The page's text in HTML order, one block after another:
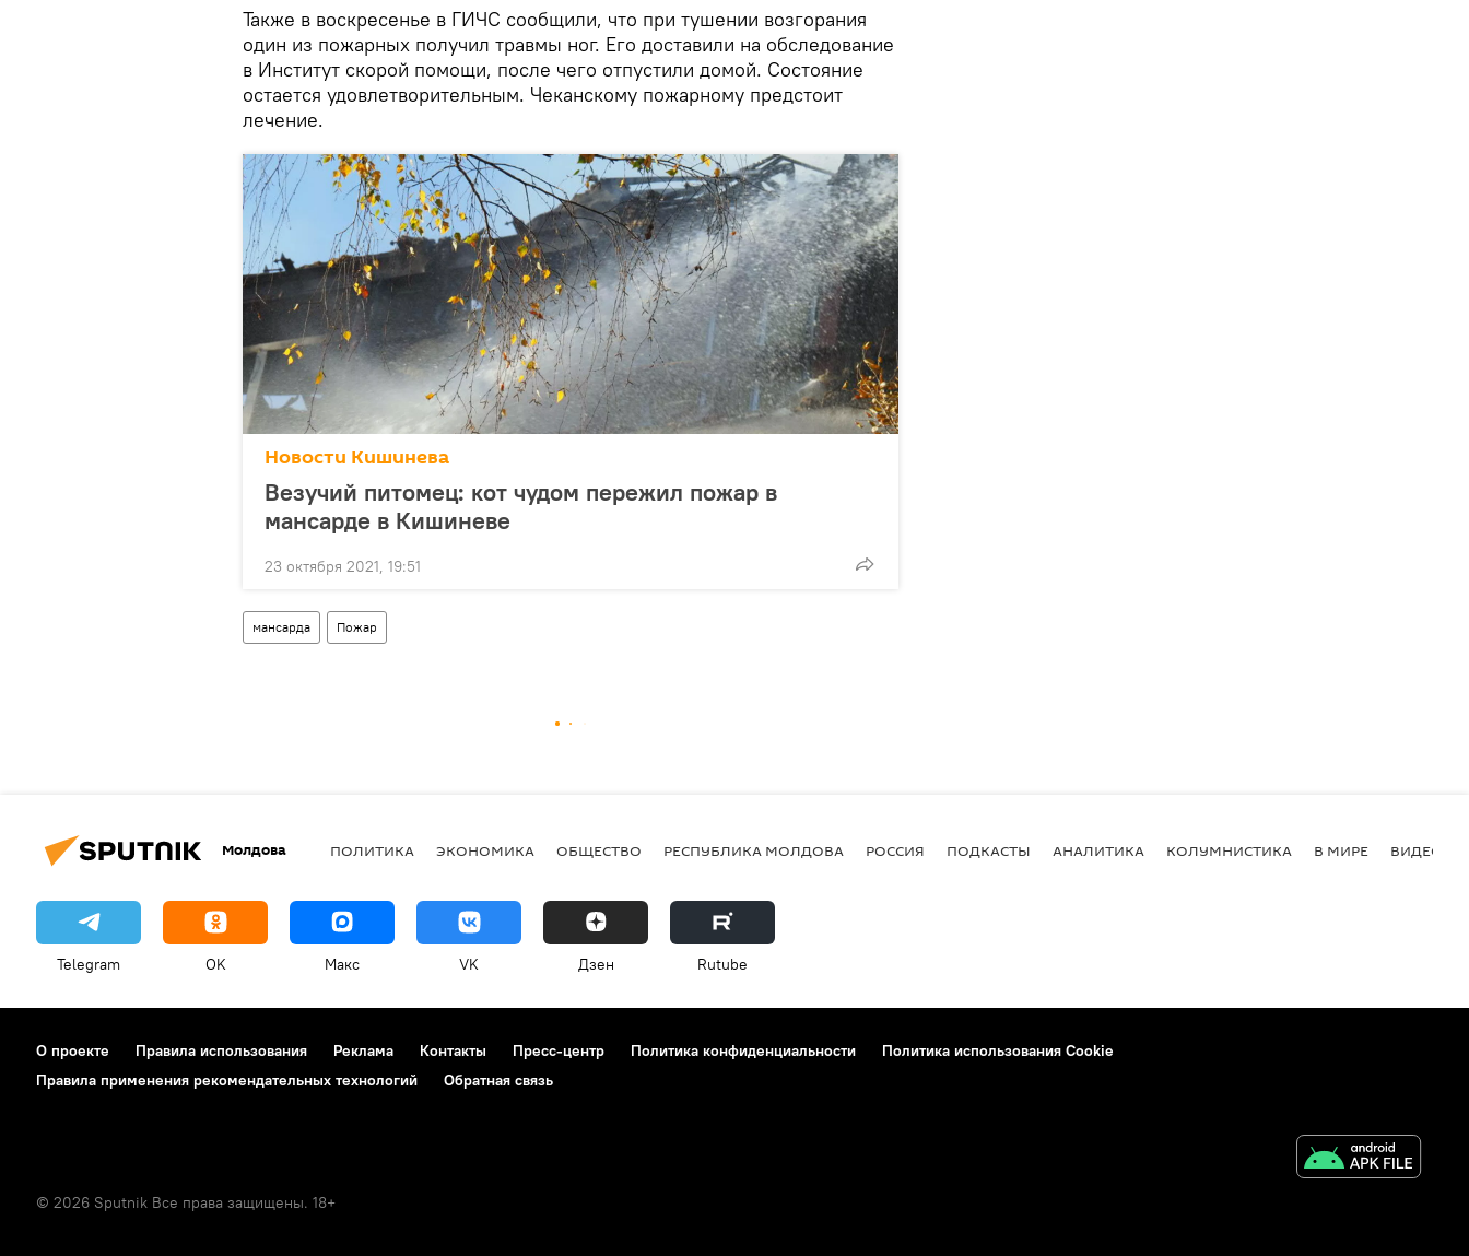
Также в воскресенье в ГИЧС сообщили, что при тушении возгорания
один из пожарных получил травмы ног. Его доставили на обследование
в Институт скорой помощи, после чего отпустили домой. Состояние
остается удовлетворительным. Чеканскому пожарному предстоит
лечение.
Новости Кишинева
Везучий питомец: кот чудом пережил пожар в
мансарде в Кишиневе
23 октября 2021, 19:51
мансарда Пожар
Молдова ПОЛИТИКА ЭКОНОМИКА ОБЩЕСТВО РЕСПУБЛИКА МОЛДОВА РОССИЯ ПОДКАСТЫ АНАЛИТИКА КОЛУМНИСТИКА В МИРЕ ВИДЕО
Telegram OK Макс VK Дзен Rutube
О проекте Правила использования Реклама Контакты Пресс-центр Политика конфиденциальности
Политика использования Cookie
Правила применения рекомендательных технологий
Обратная связь
© 2026 Sputnik Все права защищены. 18+